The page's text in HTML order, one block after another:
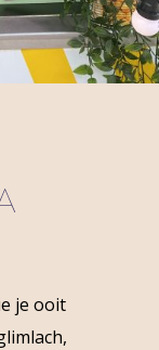
je ooit